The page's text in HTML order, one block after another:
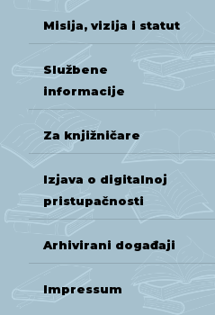
Misija, vizija i statut
Službene
informacije
Za knjižničare
Izjava o digitalnoj
pristupačnosti
Arhivirani događaji
Impressum